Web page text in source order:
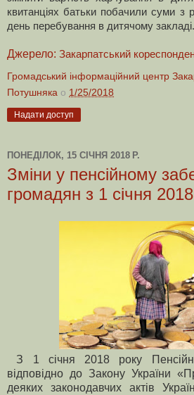
квитанціях батьки побачили суми з
день перебування в дитячому закладі.
Джерело: Закарпатський
Громадський інформаційний центр
Потушняка о 1/25/2018
Надати доступ
ПОНЕДІЛОК, 15 СІЧНЯ 2018 Р.
Зміни у пенсійному
громадян з 1 січня
З 1 січня 2018 року
відповідно до Закону України
деяких законодавчих актів